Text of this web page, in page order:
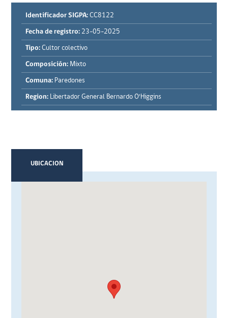
Identificador SIGPA: CC8122
Fecha de registro: 23-05-2025
Tipo: Cultor colectivo
Composición: Mixto
Comuna: Paredones
Region: Libertador General Bernardo O'Higgins
UBICACION